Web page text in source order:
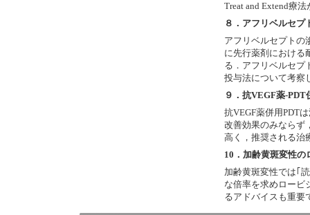
Treat and Extend療
８．アフリベルセプ
アフリベルセプトの
に先行薬剤における
る．アフリベルセプ
投与法について考察
９．抗VEGF薬-
抗VEGF薬併用PDT
改善効果のみならず
高く，推奨される治
10．加齢黄斑変性の
加齢黄斑変性では｢
な倍率を求めロービ
るアドバイスも重要